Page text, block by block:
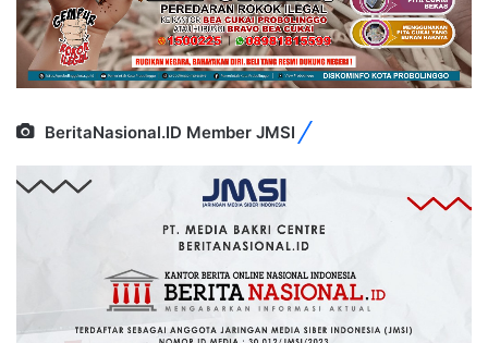
BeritaNasional.ID Member JMSI